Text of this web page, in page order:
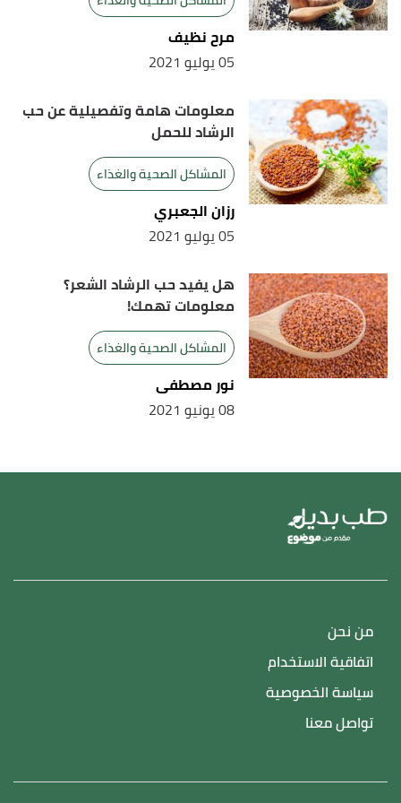
مرح نظيف
05 يوليو 2021
معلومات هامة وتفصيلية عن حب
الرشاد للحمل
المشاكل الصحية والغذاء
رزان الجعبري
05 يوليو 2021
هل يفيد حب الرشاد الشعر؟
معلومات تهمك!
المشاكل الصحية والغذاء
نور مصطفى
08 يونيو 2021
من نحن
اتفاقية الاستخدام
سياسة الخصوصية
تواصل معنا